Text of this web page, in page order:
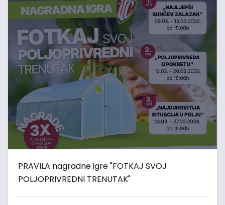
PRAVILA nagradne igre "FOTKAJ SVOJ
POLJOPRIVREDNI TRENUTAK"